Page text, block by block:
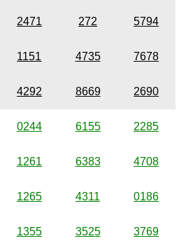
2471 272 5794
1151 4735 7678
4292 8669 2690
0244 6155 2285
1261 6383 4708
1265 4311 0186
1355 3525 3769